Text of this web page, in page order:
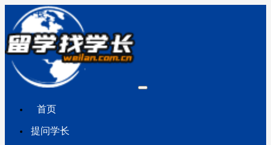
首页
提问学长